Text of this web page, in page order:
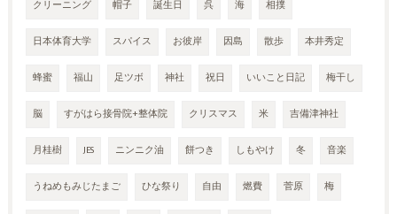
クリーニング 帽子 誕生日 呉 海 相撲
日本体育大学 スパイス お彼岸 因島 散歩 本井秀定
蜂蜜 福山 足ツボ 神社 祝日 いいこと日記 梅干し
脳 すがはら接骨院+整体院 クリスマス 米 吉備津神社
月桂樹 JES ニンニク油 餅つき しもやけ 冬 音楽
うねめもみじたまご ひな祭り 自由 燃費 菅原 梅